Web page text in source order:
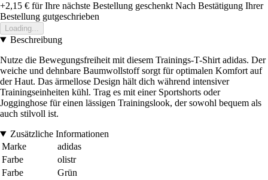
+2,15 € für Ihre nächste Bestellung geschenkt Nach Bestätigung Ihrer
Bestellung gutgeschrieben
Loading...
Beschreibung
Nutze die Bewegungsfreiheit mit diesem Trainings-T-Shirt adidas. Der
weiche und dehnbare Baumwollstoff sorgt für optimalen Komfort auf
der Haut. Das ärmellose Design hält dich während intensiver
Trainingseinheiten kühl. Trag es mit einer Sportshorts oder
Jogginghose für einen lässigen Trainingslook, der sowohl bequem als
auch stilvoll ist.
Zusätzliche Informationen
Marke
adidas
Farbe
olistr
Farbe
Grün